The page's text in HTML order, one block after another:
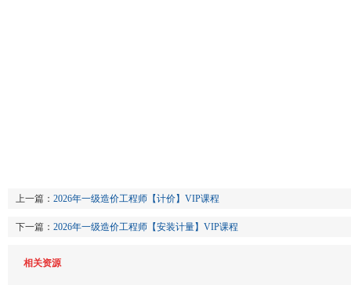
上一篇： 2026年一级造价工程师【计价】VIP课程
下一篇： 2026年一级造价工程师【安装计量】VIP课程
相关资源